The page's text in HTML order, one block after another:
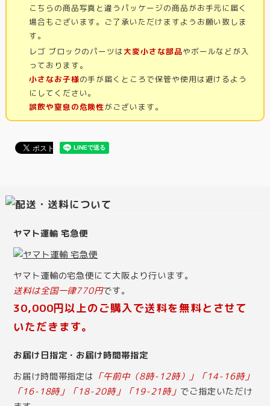
こちらの商品写真と違うパッケージの商品がお手元に届く
場合もございます。ご了承いただけますようお願い致しま
す。
レゴ ブロックのパーツは大変小さな部品やボールなどが入
っております。
小さなお子様の手が届くところで保管や使用は避けるよう
にしてください。
誤飲や窒息の危険性がございます。
ヤマト運輸 宅急便
ヤマト運輸の宅急便にて大阪より行います。
送料は全国一律770円です。
30,000円以上のご購入で送料を無料とさせて
いただきます。
お届け日指定・お届け時間帯指定
お届け時間帯指定は 「午前中（8時-12時）」「14-16時」
「16-18時」「18-20時」「19-21時」 でご指定いただけ